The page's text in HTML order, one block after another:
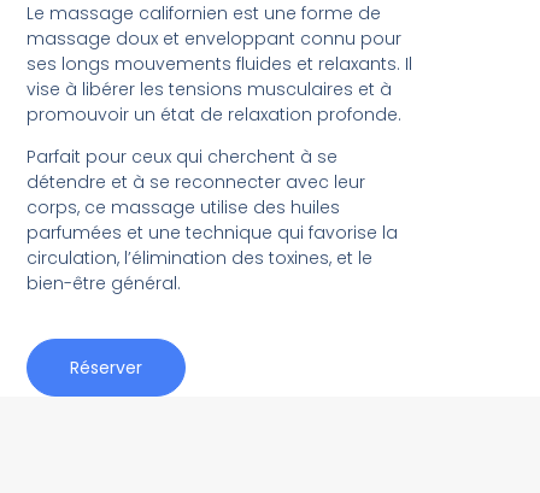
Le massage californien est une forme de
massage doux et enveloppant connu pour
ses longs mouvements fluides et relaxants. Il
vise à libérer les tensions musculaires et à
promouvoir un état de relaxation profonde.
Parfait pour ceux qui cherchent à se
détendre et à se reconnecter avec leur
corps, ce massage utilise des huiles
parfumées et une technique qui favorise la
circulation, l’élimination des toxines, et le
bien-être général.
Réserver